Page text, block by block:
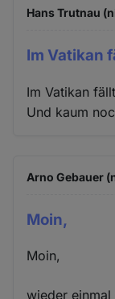
Hans Trutnau
Im Vatikan
Im Vatikan
Und kaum
Arno Gebauer
Moin,
Moin,
wieder